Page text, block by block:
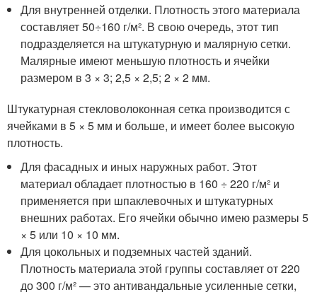
Для внутренней отделки. Плотность этого материала
составляет 50÷160 г/м². В свою очередь, этот тип
подразделяется на штукатурную и малярную сетки.
Малярные имеют меньшую плотность и ячейки
размером в 3 × 3; 2,5 × 2,5; 2 × 2 мм.
Штукатурная стекловолоконная сетка производится с
ячейками в 5 × 5 мм и больше, и имеет более высокую
плотность.
Для фасадных и иных наружных работ. Этот
материал обладает плотностью в 160 ÷ 220 г/м² и
применяется при шпаклевочных и штукатурных
внешних работах. Его ячейки обычно имею размеры 5
× 5 или 10 × 10 мм.
Для цокольных и подземных частей зданий.
Плотность материала этой группы составляет от 220
до 300 г/м² — это антивандальные усиленные сетки,